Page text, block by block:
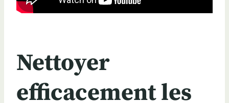
Nettoyer
efficacement les